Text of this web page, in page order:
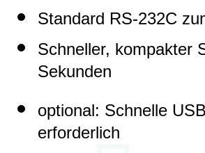
Standard RS-232C
Schneller, kompakter
Sekunden
optional: Schnelle
erforderlich